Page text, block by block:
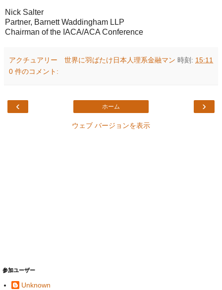
Nick Salter
Partner, Barnett Waddingham LLP
Chairman of the IACA/ACA Conference
アクチュアリー 世界に羽ばたけ日本人理系金融マン 時刻: 15:11
0 件のコメント:
‹ ›
ホーム
ウェブ バージョンを表示
参加ユーザー
Unknown